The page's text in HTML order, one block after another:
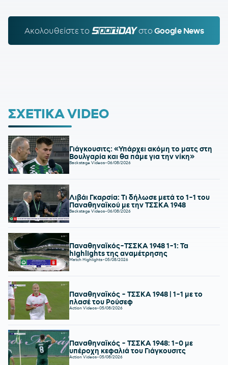
Ακολουθείστε τo SPORTDAY.GR
στοGoogle News
ΣΧΕΤΙΚΑ VIDEO
Γιάγκουσιτς: «Υπάρχει ακόμη το ματς στη
Βουλγαρία και θα πάμε για την νίκη»
Backstage Videos-06/08/2026
Λιβάι Γκαρσία: Τι δήλωσε μετά το 1-1 του
Παναθηναϊκού με την ΤΣΣΚΑ 1948
Backstage Videos-06/08/2026
Παναθηναϊκός-ΤΣΣΚΑ 1948 1-1: Τα
highlights της αναμέτρησης
Match Highlights-05/08/2026
Παναθηναϊκός - ΤΣΣΚΑ 1948 | 1-1 με το
πλασέ του Ρούσεφ
Action Videos-05/08/2026
Παναθηναϊκός - ΤΣΣΚΑ 1948: 1-0 με
υπέροχη κεφαλιά του Γιάγκουσιτς
Action Videos-05/08/2026